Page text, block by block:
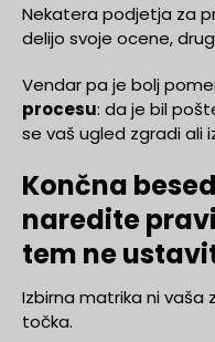
Nekatera podjetja za
delijo svoje ocene,
Vendar pa je bolj
procesu: da je bil
se vaš ugled zgradi ali
Končna
naredite
tem ne
Izbirna matrika ni vaša
točka.